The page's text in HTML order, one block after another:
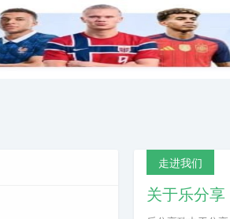
走进我们
关于乐分享